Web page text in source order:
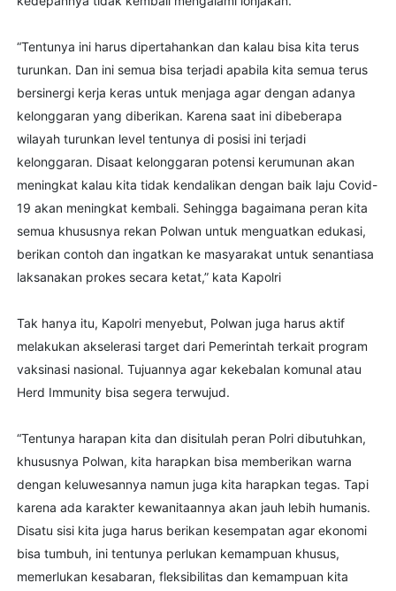
“Tentunya ini harus dipertahankan dan kalau bisa kita terus
turunkan. Dan ini semua bisa terjadi apabila kita semua terus
bersinergi kerja keras untuk menjaga agar dengan adanya
kelonggaran yang diberikan. Karena saat ini dibeberapa
wilayah turunkan level tentunya di posisi ini terjadi
kelonggaran. Disaat kelonggaran potensi kerumunan akan
meningkat kalau kita tidak kendalikan dengan baik laju Covid-
19 akan meningkat kembali. Sehingga bagaimana peran kita
semua khususnya rekan Polwan untuk menguatkan edukasi,
berikan contoh dan ingatkan ke masyarakat untuk senantiasa
laksanakan prokes secara ketat,” kata Kapolri
Tak hanya itu, Kapolri menyebut, Polwan juga harus aktif
melakukan akselerasi target dari Pemerintah terkait program
vaksinasi nasional. Tujuannya agar kekebalan komunal atau
Herd Immunity bisa segera terwujud.
“Tentunya harapan kita dan disitulah peran Polri dibutuhkan,
khususnya Polwan, kita harapkan bisa memberikan warna
dengan keluwesannya namun juga kita harapkan tegas. Tapi
karena ada karakter kewanitaannya akan jauh lebih humanis.
Disatu sisi kita juga harus berikan kesempatan agar ekonomi
bisa tumbuh, ini tentunya perlukan kemampuan khusus,
memerlukan kesabaran, fleksibilitas dan kemampuan kita